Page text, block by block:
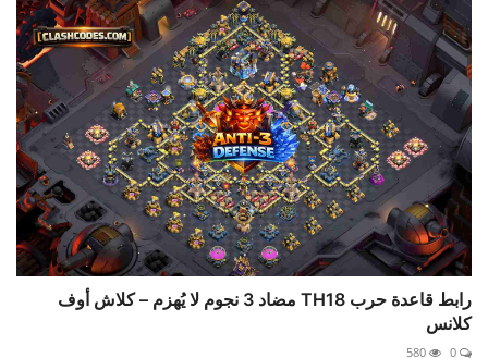
رابط قاعدة حرب TH18 مضاد 3 نجوم لا يُهزم – كلاش أوف
كلانس